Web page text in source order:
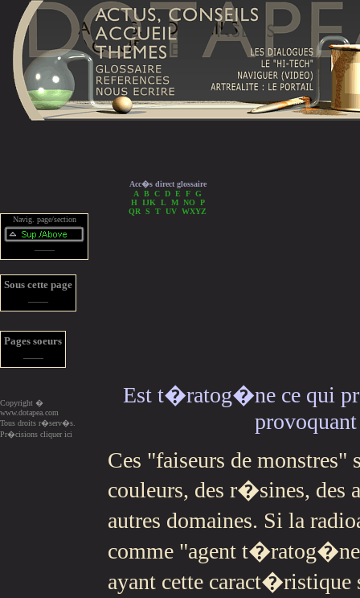
Navig. page/section
Sous cette page
Pages soeurs
Copyright �
www.dotapea.com
Tous droits r�serv�s.
Pr�cisions cliquer ici
Acc�s direct glossaire
A B C D E F G
H IJK L M NO P
QR
S T UV WXYZ
Est t�ratog�ne ce qui
Ces "faiseurs de monstres"
couleurs, des r�sines, des
autres domaines. Si la
comme "agent
ayant cette